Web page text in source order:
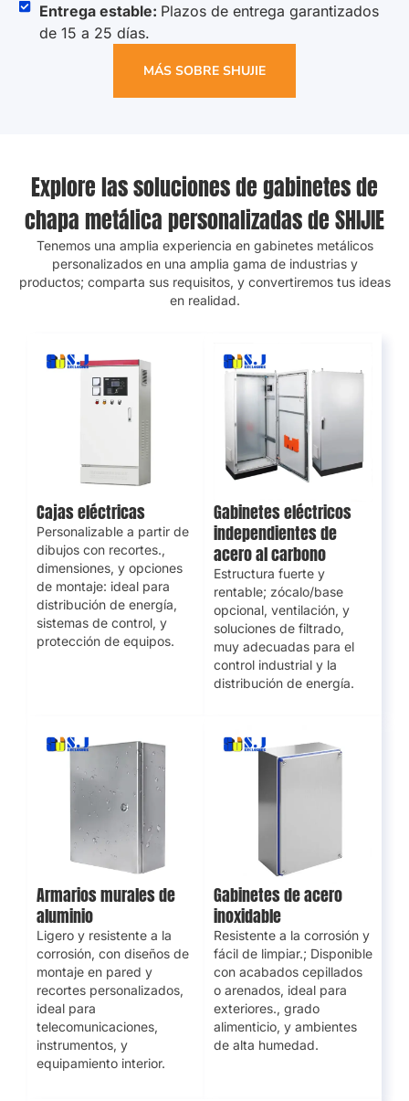
Entrega estable: Plazos de entrega garantizados
de 15 a 25 días.
MÁS SOBRE SHUJIE
Explore las soluciones de gabinetes de
chapa metálica personalizadas de SHIJIE
Tenemos una amplia experiencia en gabinetes metálicos
personalizados en una amplia gama de industrias y
productos; comparta sus requisitos, y convertiremos tus ideas
en realidad.
Cajas eléctricas
Personalizable a partir de
dibujos con recortes.,
dimensiones, y opciones
de montaje: ideal para
distribución de energía,
sistemas de control, y
protección de equipos.
Gabinetes eléctricos
independientes de
acero al carbono
Estructura fuerte y
rentable; zócalo/base
opcional, ventilación, y
soluciones de filtrado,
muy adecuadas para el
control industrial y la
distribución de energía.
Armarios murales de
aluminio
Ligero y resistente a la
corrosión, con diseños de
montaje en pared y
recortes personalizados,
ideal para
telecomunicaciones,
instrumentos, y
equipamiento interior.
Gabinetes de acero
inoxidable
Resistente a la corrosión y
fácil de limpiar.; Disponible
con acabados cepillados
o arenados, ideal para
exteriores., grado
alimenticio, y ambientes
de alta humedad.